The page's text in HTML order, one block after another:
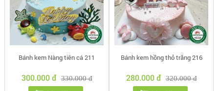
Bánh kem Nàng tiên cá 211
300.000 đ 330.000 đ
Bánh kem hồng thỏ trắng 216
280.000 đ 320.000 đ